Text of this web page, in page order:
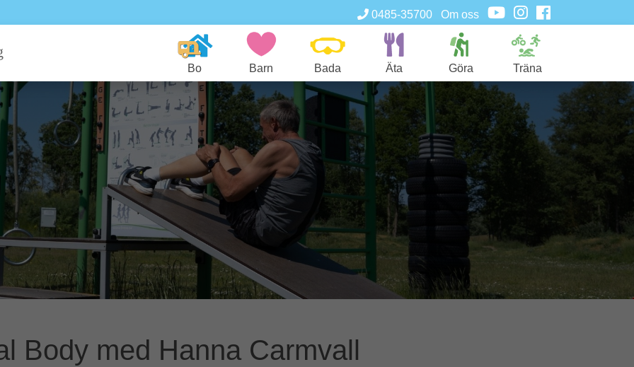
0485-35700 Om oss
Bo Barn Bada Äta Göra Träna
Body med Hanna Carmvall